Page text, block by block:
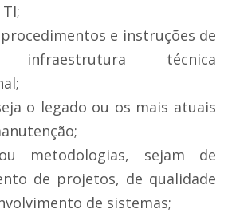
e instruções de
infraestrutura técnica
o legado ou os mais atuais
metodologias, sejam de
de projetos, de qualidade
de sistemas;